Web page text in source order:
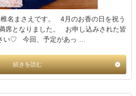
名まさえです。 4月のお香の日を祝う
席となりました。 お申し込みされた皆
い♡ 今回、予定があっ …
続きを読む